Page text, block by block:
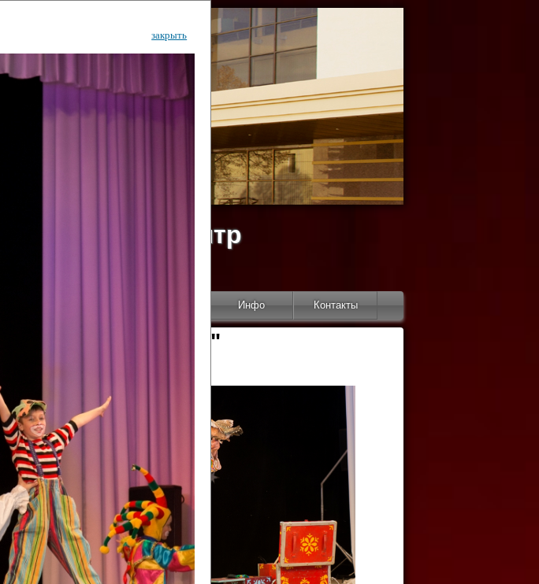
культурный центр
Инфо Контакты
РЕСПУБЛИКИ"
закрыть
Дом культуры с.
Георгиевна
МУ «Культурно-
работники
Александровна и